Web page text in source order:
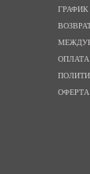
ОПЛАТА
ОФЕРТА